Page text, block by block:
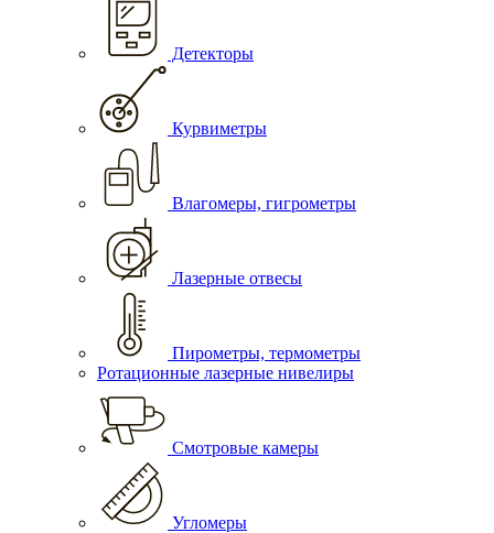
Детекторы
Курвиметры
Влагомеры, гигрометры
Лазерные отвесы
Пирометры, термометры
Ротационные лазерные нивелиры
Смотровые камеры
Угломеры